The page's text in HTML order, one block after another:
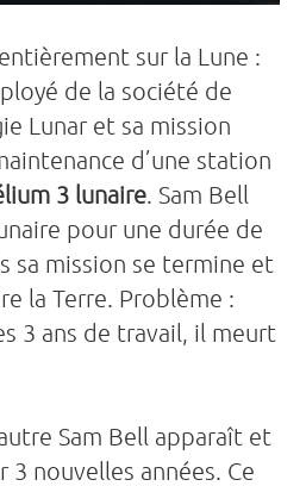
sur la Lune :
de la société de
Lunar et sa mission
d’une station
3 lunaire. Sam Bell
pour une durée de
sa mission se termine et
la Terre. Problème :
3 ans de travail, il meurt
Sam Bell apparaît et
3 nouvelles années. Ce